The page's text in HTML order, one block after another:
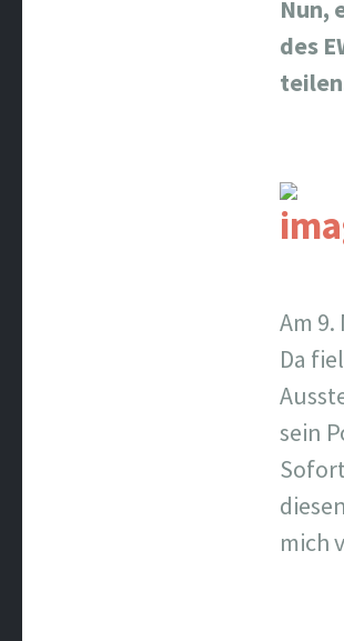
Nun,
des
Am
Da
sein
mich